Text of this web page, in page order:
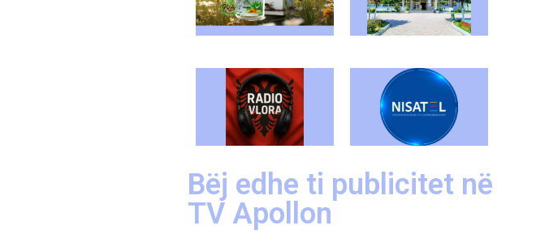
Bëj edhe ti publicitet në
TV Apollon